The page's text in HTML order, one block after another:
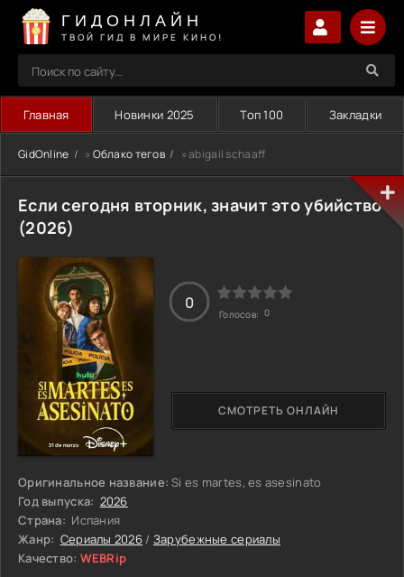
ГИДОНЛАЙН
ТВОЙ ГИД В МИРЕ КИНО!
Главная Новинки 2025 Топ 100 Закладки
GidOnline » Облако тегов » abigail schaaff
Если сегодня вторник, значит это убийство
(2026)
Оригинальное название: Si es martes, es asesinato
Год выпуска: 2026
Страна: Испания
Жанр: Сериалы 2026 / Зарубежные сериалы
Качество: WEBRip
СМОТРЕТЬ ОНЛАЙН
0
Голосов: 0